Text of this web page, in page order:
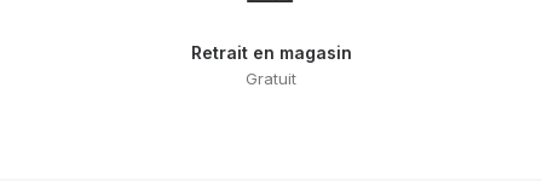
Retrait en magasin
Gratuit